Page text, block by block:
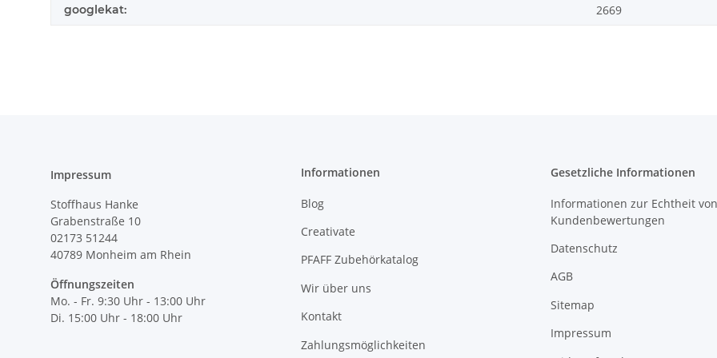
googlekat: 2669
Impressum
Stoffhaus Hanke
Grabenstraße 10
02173 51244
40789 Monheim am Rhein
Öffnungszeiten
Mo. - Fr. 9:30 Uhr - 13:00 Uhr
Di. 15:00 Uhr - 18:00 Uhr
Informationen
Blog
Creativate
PFAFF Zubehörkatalog
Wir über uns
Kontakt
Zahlungsmöglichkeiten
Gesetzliche Informationen
Informationen zur Echtheit von
Kundenbewertungen
Datenschutz
AGB
Sitemap
Impressum